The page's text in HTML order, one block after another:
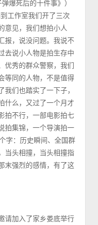
爆死后的十件事》）
工作室我们开了三次
意见，我们想拍小人
报，说没问题。我说不
去说小人物是拍生存中
优秀的群众警察，我们
等同的人物，不是值得
们也踏实了一下子，
什么，又过了一个月才
拍不行，一部电影拍七
拍集锦，一个导演拍一
字：历史瞬间、全国群
当头相撞，当头相撞指
末强烈的感情，有了这
请加入了家乡娄底举行